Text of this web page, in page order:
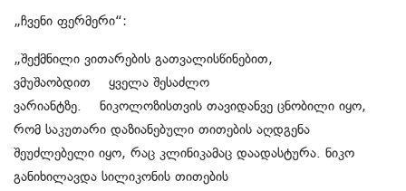
„ჩვენი ფერმერი“:
„შექმნილი ვითარების გათვალისწინებით,
ვმუშაობდით ყველა შესაძლო
ვარიანტზე. ნიკოლოზისთვის თავიდანვე ცნობილი იყო,
რომ საკუთარი დაზიანებული თითების აღდგენა
შეუძლებელი იყო, რაც კლინიკამაც დაადასტურა. ნიკო
განიხილავდა სილიკონის თითების